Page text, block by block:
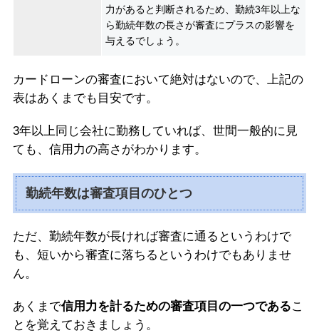
力があると判断されるため、勤続3年以上な
ら勤続年数の長さが審査にプラスの影響を
与えるでしょう。
カードローンの審査において絶対はないので、上記の
表はあくまでも目安です。
3年以上同じ会社に勤務していれば、世間一般的に見
ても、信用力の高さがわかります。
勤続年数は審査項目のひとつ
ただ、勤続年数が長ければ審査に通るというわけで
も、短いから審査に落ちるというわけでもありませ
ん。
あくまで信用力を計るための審査項目の一つであるこ
とを覚えておきましょう。